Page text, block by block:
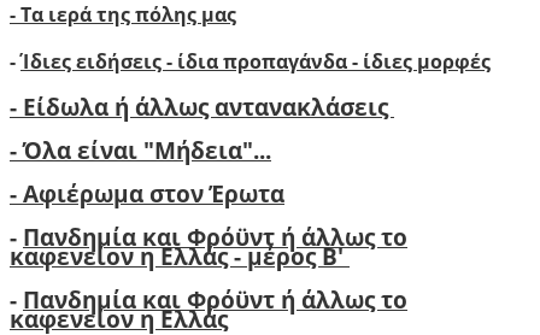
- Τα ιερά της πόλης μας
-Ίδιες ειδήσεις - ίδια προπαγάνδα - ίδιες μορφές
- Είδωλα ή άλλως αντανακλάσεις
- Όλα είναι "Μήδεια"...
- Αφιέρωμα στον Έρωτα
- Πανδημία και Φρόϋντ ή άλλως το
καφενείον η Ελλάς - μέρος Β'
- Πανδημία και Φρόϋντ ή άλλως το
καφενείον η Ελλάς